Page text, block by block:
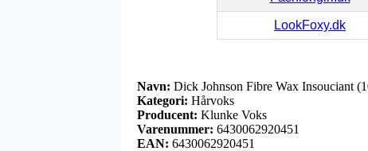
LookFoxy.dk
Navn: Dick Johnson Fibre Wax Insouciant
Kategori: Hårvoks
Producent: Klunke Voks
Varenummer: 6430062920451
EAN: 6430062920451